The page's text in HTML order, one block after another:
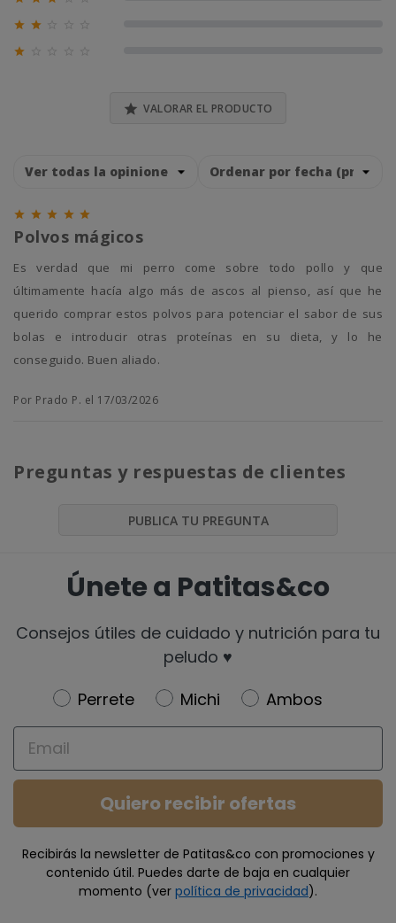
 

 VALORAR EL PRODUCTO
    
Polvos mágicos
Es verdad que mi perro come sobre todo pollo y que
últimamente hacía algo más de ascos al pienso, así que he
querido comprar estos polvos para potenciar el sabor de sus
bolas e introducir otras proteínas en su dieta, y lo he
conseguido. Buen aliado.
Por Prado P. el 17/03/2026
Preguntas y respuestas de clientes
PUBLICA TU PREGUNTA
Únete a Patitas&co
Consejos útiles de cuidado y nutrición para tu
peludo ♥️
Newsletter
Perrete Michi
Ambos
Email
Quiero recibir ofertas
Recibirás la newsletter de Patitas&co con promociones y
contenido útil. Puedes darte de baja en cualquier
momento (ver política de privacidad).